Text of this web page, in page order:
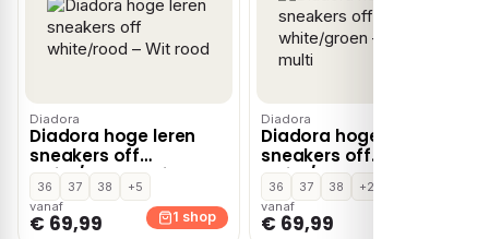
Diadora
Diadora hoge leren
sneakers off
white/rood – Wit rood
36 37 38
+5
vanaf
€ 69,99 1 shop
Diadora
Diadora hoge leren
sneakers off
white/groen – Groen
multi
36 37 38
+2
vanaf
€ 69,99